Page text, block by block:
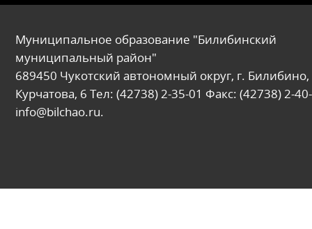
Муниципальное образование "Билибинский
муниципальный район"
689450 Чукотский автономный округ, г. Билибино,
Курчатова, 6 Тел: (42738) 2-35-01 Факс: (42738) 2-
info@bilchao.ru.